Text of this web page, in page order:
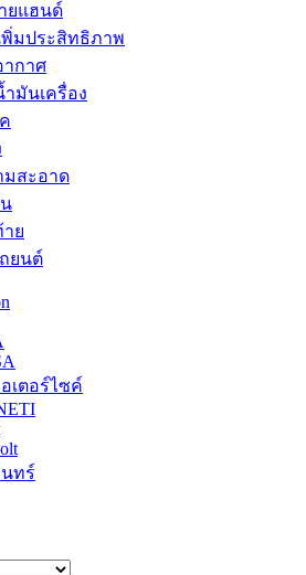
ยแฮนด์
พิ่มประสิทธิภาพ
ากาศ
ำมันเครื่อง
มสะอาด
ย
ยนต์
เตอร์ไซค์
ทร์